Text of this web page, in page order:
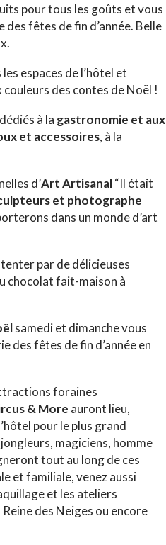
pour tous les goûts et vous
fêtes de fin d’année. Belle
espaces de l’hôtel et
des contes de Noël !
à la gastronomie et aux
et accessoires, à la
d’Art Artisanal“Il était
et photographe
dans un monde d’art
par de délicieuses
chocolat fait-maison à
samedi et dimanche vous
des fêtes de fin d’année en
foraines
& More auront lieu,
pour le plus grand
magiciens, homme
tout au long de ces
et familiale, venez aussi
et les ateliers
des Neiges ou encore